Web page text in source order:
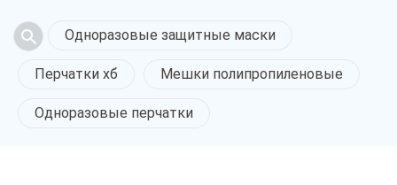
Одноразовые защитные маски
Перчатки хб Мешки полипропиленовые
Одноразовые перчатки